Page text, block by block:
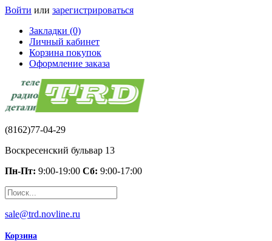
Войти или зарегистрироваться
Закладки (0)
Личный кабинет
Корзина покупок
Оформление заказа
(8162)77-04-29
Воскресенский бульвар 13
Пн-Пт: 9:00-19:00 Сб: 9:00-17:00
sale@trd.novline.ru
Корзина